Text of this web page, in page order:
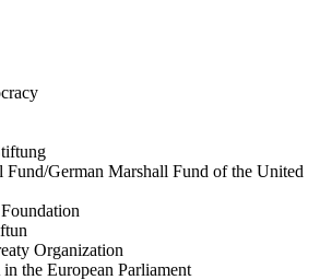
Fund/German Marshall Fund of the United
Organization
the European Parliament